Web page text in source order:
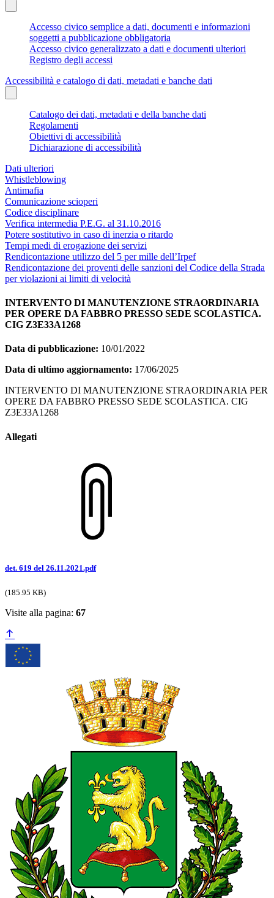
Accesso civico semplice a dati, documenti e informazioni
soggetti a pubblicazione obbligatoria
Accesso civico generalizzato a dati e documenti ulteriori
Registro degli accessi
Accessibilità e catalogo di dati, metadati e banche dati
Catalogo dei dati, metadati e della banche dati
Regolamenti
Obiettivi di accessibilità
Dichiarazione di accessibilità
Dati ulteriori
Whistleblowing
Antimafia
Comunicazione scioperi
Codice disciplinare
Verifica intermedia P.E.G. al 31.10.2016
Potere sostitutivo in caso di inerzia o ritardo
Tempi medi di erogazione dei servizi
Rendicontazione utilizzo del 5 per mille dell’Irpef
Rendicontazione dei proventi delle sanzioni del Codice della Strada
per violazioni ai limiti di velocità
INTERVENTO DI MANUTENZIONE STRAORDINARIA
PER OPERE DA FABBRO PRESSO SEDE SCOLASTICA.
CIG Z3E33A1268
Data di pubblicazione: 10/01/2022
Data di ultimo aggiornamento: 17/06/2025
INTERVENTO DI MANUTENZIONE STRAORDINARIA PER
OPERE DA FABBRO PRESSO SEDE SCOLASTICA. CIG
Z3E33A1268
Allegati
det. 619 del 26.11.2021.pdf
(185.95 KB)
Visite alla pagina: 67